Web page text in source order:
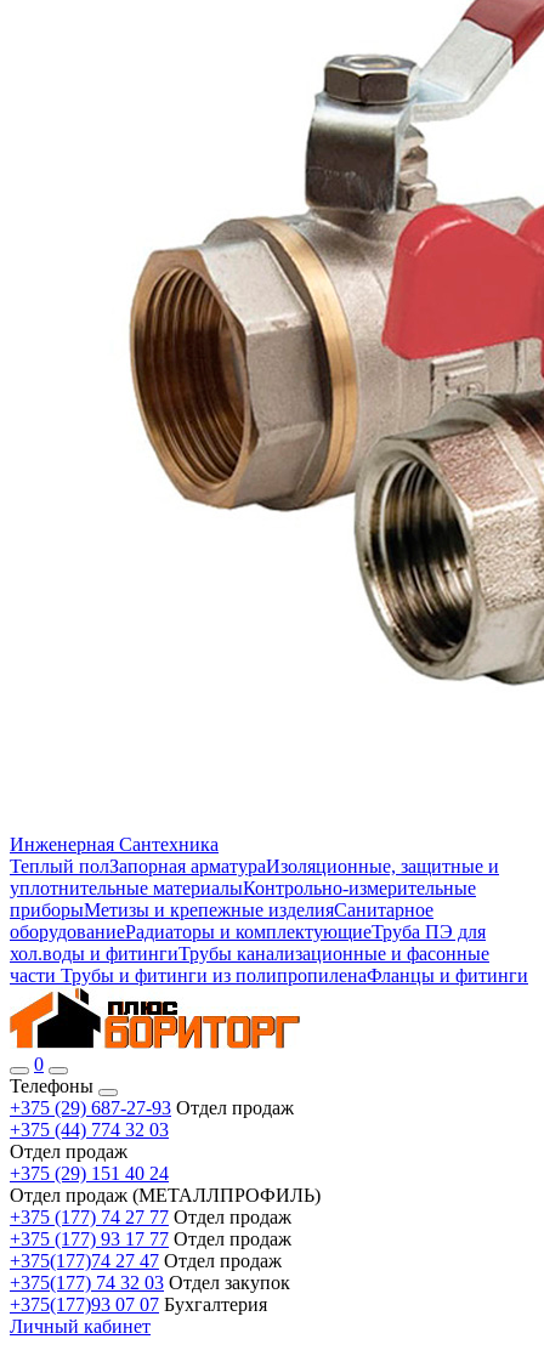
Инженерная Сантехника
Теплый полЗапорная арматураИзоляционные, защитные и
уплотнительные материалыКонтрольно-измерительные
приборыМетизы и крепежные изделияСанитарное
оборудованиеРадиаторы и комплектующиеТруба ПЭ для
хол.воды и фитингиТрубы канализационные и фасонные
части Трубы и фитинги из полипропиленаФланцы и фитинги
0
Телефоны
+375 (29) 687-27-93 Отдел продаж
+375 (44) 774 32 03
Отдел продаж
+375 (29) 151 40 24
Отдел продаж (МЕТАЛЛПРОФИЛЬ)
+375 (177) 74 27 77 Отдел продаж
+375 (177) 93 17 77 Отдел продаж
+375(177)74 27 47 Отдел продаж
+375(177) 74 32 03 Отдел закупок
+375(177)93 07 07 Бухгалтерия
Личный кабинет